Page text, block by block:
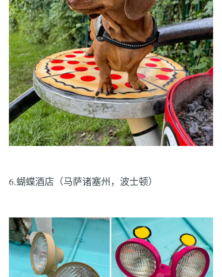
6.蝴蝶酒店（马萨诸塞州，波士顿）